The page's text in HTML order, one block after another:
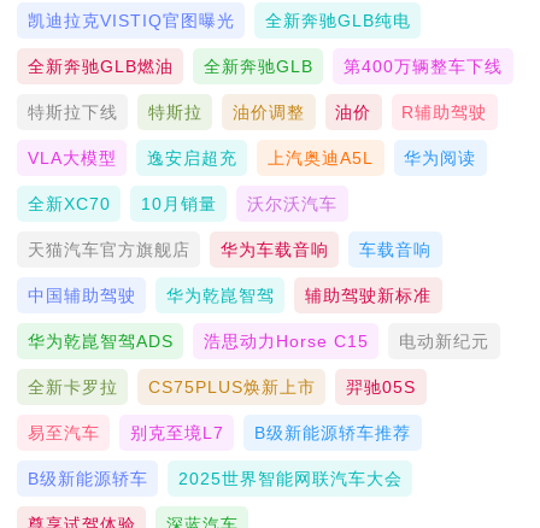
凯迪拉克VISTIQ官图曝光 全新奔驰GLB纯电
全新奔驰GLB燃油 全新奔驰GLB 第400万辆整车下线
特斯拉下线 特斯拉 油价调整 油价 R辅助驾驶
VLA大模型 逸安启超充 上汽奥迪A5L 华为阅读
全新XC70 10月销量 沃尔沃汽车
天猫汽车官方旗舰店 华为车载音响 车载音响
中国辅助驾驶 华为乾崑智驾 辅助驾驶新标准
华为乾崑智驾ADS 浩思动力Horse C15 电动新纪元
全新卡罗拉 CS75PLUS焕新上市 羿驰05S
易至汽车 别克至境L7 B级新能源轿车推荐
B级新能源轿车 2025世界智能网联汽车大会